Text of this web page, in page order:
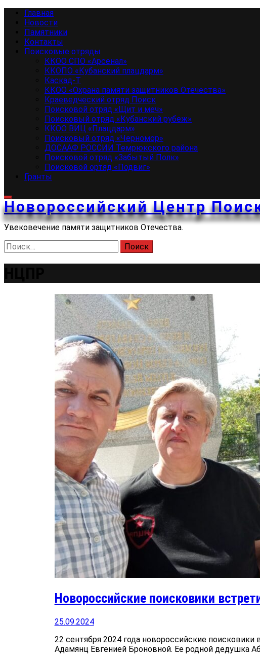
Перейти
содержимому
Основное
меню
Главная
Новости
Памятники
Контакты
Поисковые отряды
ККОО СПО «Арсенал»
ККОПО «Кубанский плацдарм»
Каскад-Т
ККОО «Охрана памяти защитников Отечества»
Краеведческий отряд Поиск
Поисковой отряд «Щит и меч»
Поисковый отряд «Кубанский рубеж»
ККОО ВИЦ «Плацдарм»
Поисковый отряд «Черномор»
ДОСААФ РОССИИ Темрюкского района
Поисковой отряд «Забытый Полк»
Поисковой ортяд «Подвиг»
Гранты
Новороссийский Центр
Увековечение памяти защитников Отечества.
Найти:
Новороссийские поисковики
25.09.2024
22 сентября 2024 года новороссийские
Адамянц Евгенией Броновной. Ее родной дедушка